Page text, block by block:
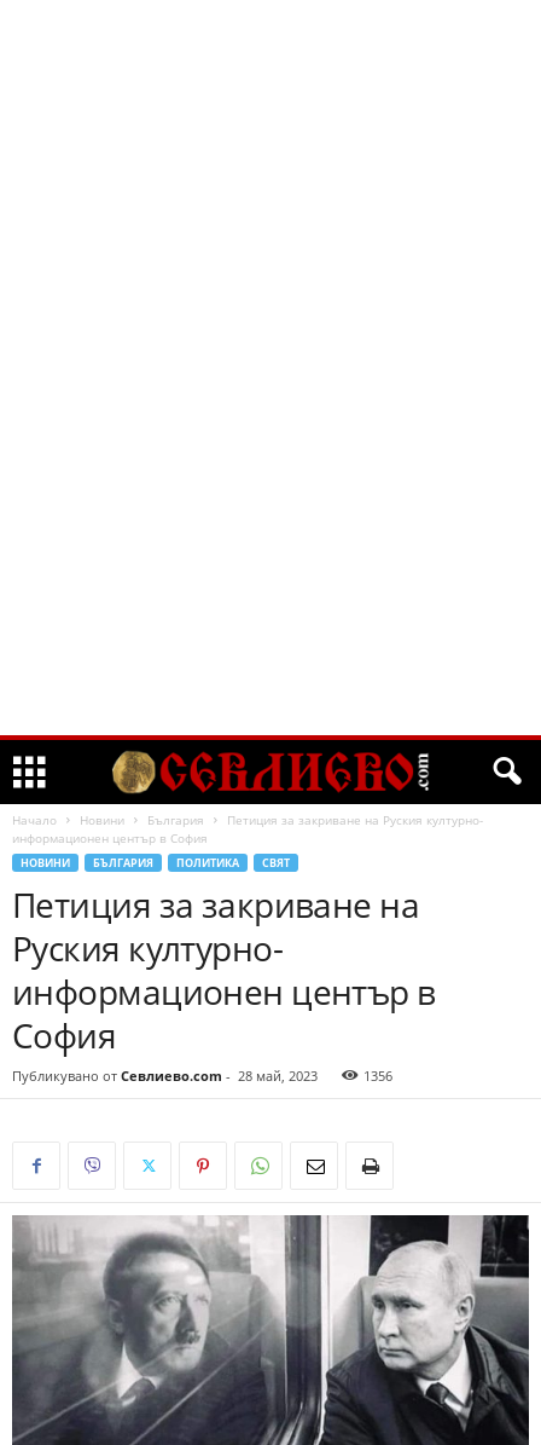
Начало Новини България
Петиция за закриване на Руския културно-
информационен център в София
НОВИНИ БЪЛГАРИЯ ПОЛИТИКА СВЯТ
Петиция за закриване на
Руския културно-
информационен център в
София
Публикувано от Севлиево.com - 28 май, 2023 1356